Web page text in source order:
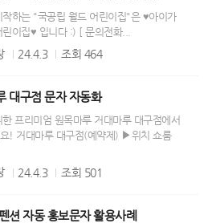
작하는 "국공립 월드 어린이집"은 ♥아이가
린이집♥ 입니다 :) [ 문의전화...
24.4.3 조회 464
대구점 문자 자동화
한 프리미엄 원목마루 거대마루 대구점에서
! 거대마루 대구점(예약제) ▶위치 쇼룸
24.4.3 조회 501
션 자동 홍보문자 활용사례